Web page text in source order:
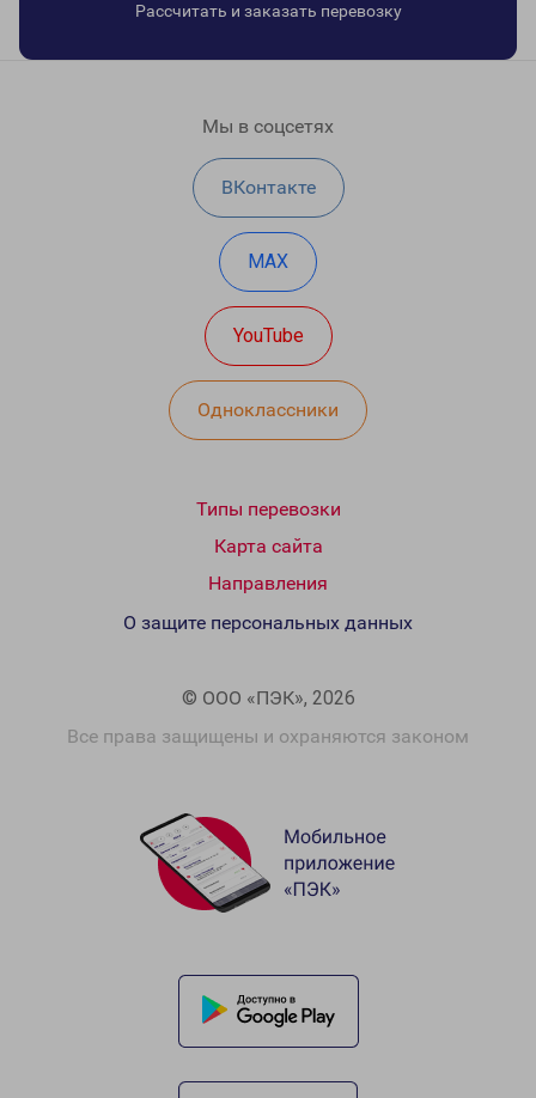
Рассчитать и заказать перевозку
Мы в соцсетях
ВКонтакте
MAX
YouTube
Одноклассники
Типы перевозки
Карта сайта
Направления
© ООО «ПЭК», 2026
Все права защищены и охраняются законом
О защите персональных данных